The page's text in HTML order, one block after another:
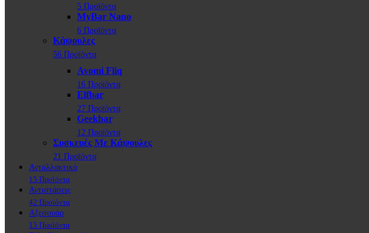
5 Προϊόντα
MyBar Nano
6 Προϊόντα
Κάψουλες
56 Προϊόντα
Avomi Fliq
16 Προϊόντα
Elfbar
27 Προϊόντα
Geekbar
12 Προϊόντα
Συσκευές Με Κάψουλες
21 Προϊόντα
Ανταλλακτικά
15 Προϊόντα
Αντιστάσεις
42 Προϊόντα
Αξεσουάρ
15 Προϊόντα